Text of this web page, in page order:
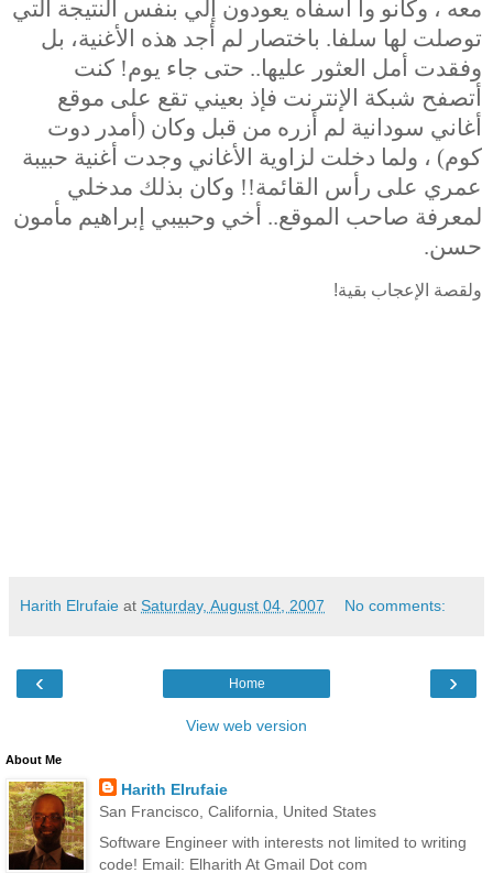
معه ، وكانو وا أسفاه يعودون إلي بنفس النتيجة التي
توصلت لها سلفا. باختصار لم أجد هذه الأغنية، بل
وفقدت أمل العثور عليها.. حتى جاء يوم! كنت
أتصفح شبكة الإنترنت فإذ بعيني تقع على موقع
أغاني سودانية لم أزره من قبل وكان (أمدر دوت
كوم) ، ولما دخلت لزاوية الأغاني وجدت أغنية حبيبة
عمري على رأس القائمة!! وكان بذلك مدخلي
لمعرفة صاحب الموقع.. أخي وحبيبي إبراهيم مأمون
حسن.
ولقصة الإعجاب بقية!
Harith Elrufaie at Saturday, August 04, 2007 No comments:
‹ ›
Home
View web version
About Me
Harith Elrufaie
San Francisco, California, United States
Software Engineer with interests not limited to writing
code! Email: Elharith At Gmail Dot com